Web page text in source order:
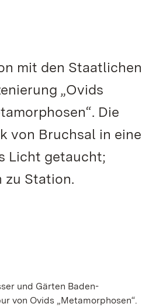
mit den Staatlichen
„Ovids
Die
von Bruchsal in eine
Licht getaucht;
zu Station.
und Gärten Baden-
von Ovids „Metamorphosen“.